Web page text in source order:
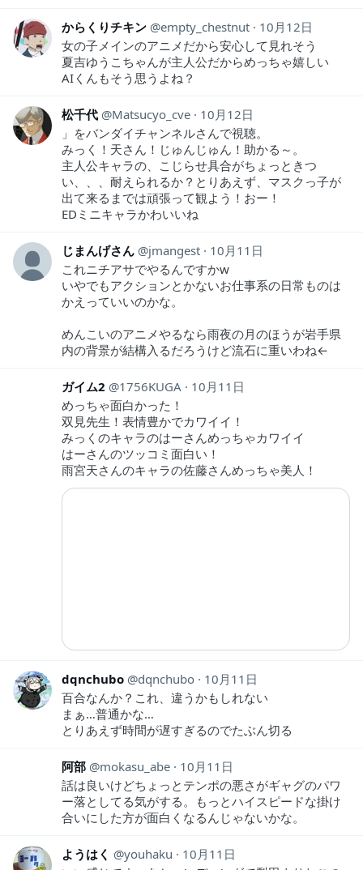
からくりチキン empty_chestnut
10月12日
女の子メインのアニメだから安心して見れそう
夏吉ゆうこちゃんが主人公だからめっちゃ嬉しい
AIくんもそう思うよね？
松千代 Matsucyo_cve
10月12日
」をバンダイチャンネルさんで視聴。
みっく！天さん！じゅんじゅん！助かる～。
主人公キャラの、こじらせ具合がちょっときつ
い、、、耐えられるか？とりあえず、マスクっ子が
出て来るまでは頑張って観よう！おー！
EDミニキャラかわいいね
じまんげさん jmangest
10月11日
これニチアサでやるんですかw
いやでもアクションとかないお仕事系の日常ものは
かえっていいのかな。
めんこいのアニメやるなら雨夜の月のほうが岩手県
内の背景が結構入るだろうけど流石に重いわね←
ガイム2 1756KUGA
10月11日
めっちゃ面白かった！
双見先生！表情豊かでカワイイ！
みっくのキャラのはーさんめっちゃカワイイ
はーさんのツッコミ面白い！
雨宮天さんのキャラの佐藤さんめっちゃ美人！
dqnchubo dqnchubo
10月11日
百合なんか？これ、違うかもしれない
まぁ…普通かな…
とりあえず時間が遅すぎるのでたぶん切る
阿部 mokasu_abe
10月11日
話は良いけどちょっとテンポの悪さがギャグのパワ
ー落としてる気がする。もっとハイスピードな掛け
合いにした方が面白くなるんじゃないかな。
ようはく youhaku
10月11日